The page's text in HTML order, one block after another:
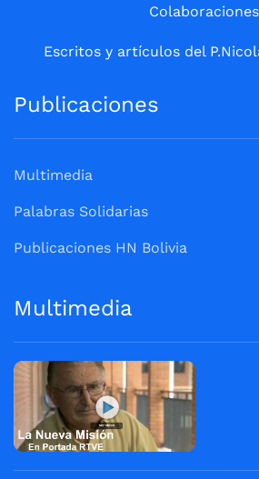
Colaboraciones
Escritos y artículos del
Publicaciones
Multimedia
Palabras Solidarias
Publicaciones HN Bolivia
Multimedia